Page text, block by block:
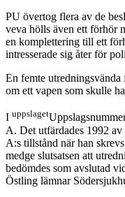
PU övertog flera av de
veva hölls även ett förhör
en komplettering till ett
intresserade sig åter för
En femte
om ett vapen som skulle
I uppslaget
A. Det utfärdades 1992
A:s tillstånd när han
medge slutsatsen att
bedömdes som avslutad
Östling lämnar